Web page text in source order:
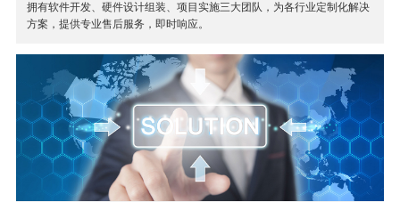
拥有软件开发、硬件设计组装、项目实施三大团队，为各行业定制化解决
方案，提供专业售后服务，即时响应。